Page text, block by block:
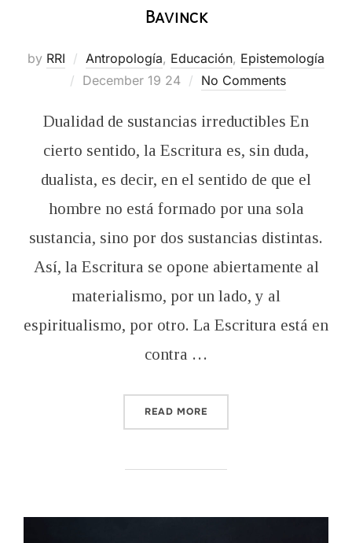
Bavinck
by RRI Antropología, Educación, Epistemología
Posted
December 19 24 No Comments
Dualidad de sustancias irreductibles En
cierto sentido, la Escritura es, sin duda,
dualista, es decir, en el sentido de que el
hombre no está formado por una sola
sustancia, sino por dos sustancias distintas.
Así, la Escritura se opone abiertamente al
materialismo, por un lado, y al
espiritualismo, por otro. La Escritura está en
contra …
READ MORE